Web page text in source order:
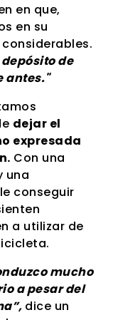
en que,
en su
depósito de
antes."
dejar el
expresada
Con una
una
conseguir
a utilizar de
mucho
a pesar del
dice un